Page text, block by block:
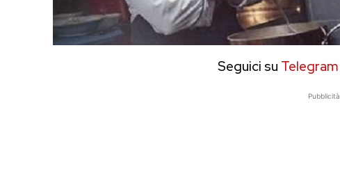
Seguici su Telegram
Pubblicità